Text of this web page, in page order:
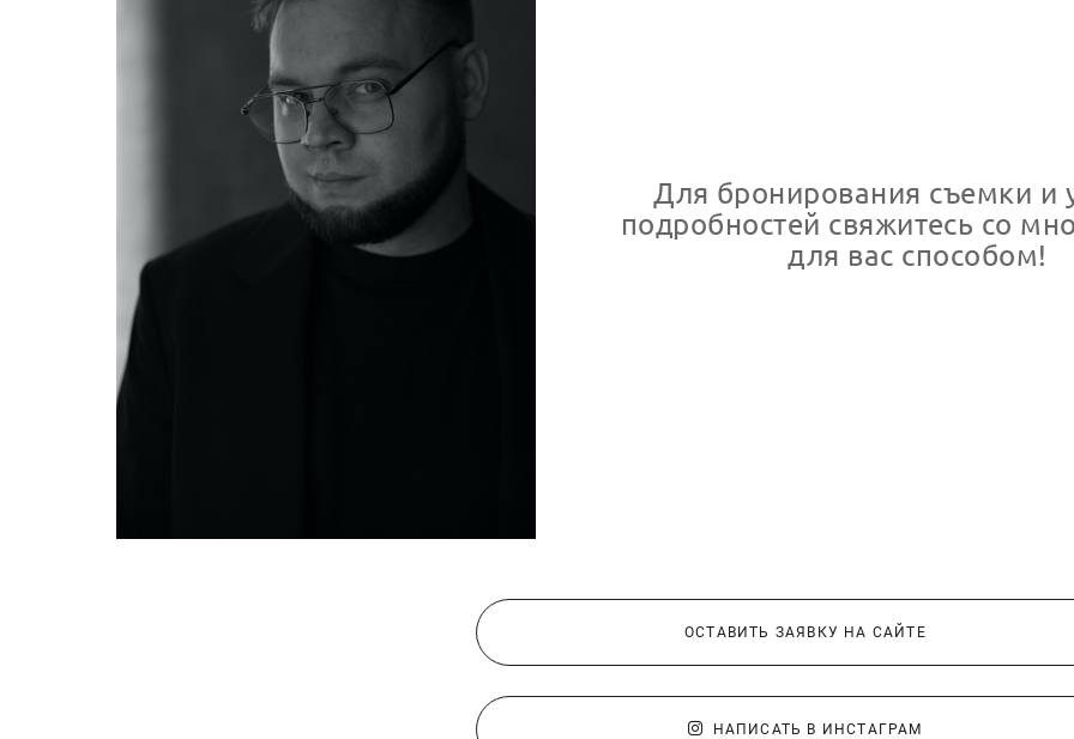
Для бронирования съемки и
подробностей свяжитесь со
для вас способом!
ОСТАВИТЬ ЗАЯВКУ НА САЙТЕ
НАПИСАТЬ В ИНСТАГРАМ